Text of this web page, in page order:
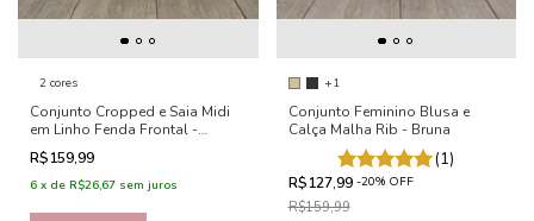
2 cores
Conjunto Cropped e Saia Midi
em Linho Fenda Frontal -
Vanessa
R$159,99
6 x de R$26,67 sem juros
+1
Conjunto Feminino Blusa e
Calça Malha Rib - Bruna
(1)
R$127,99 -20% OFF
R$159,99